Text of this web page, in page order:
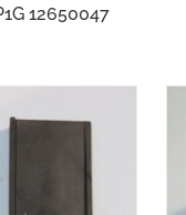
12650047